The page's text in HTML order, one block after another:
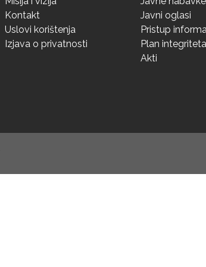
Kontakt
Uslovi korištenja
Izjava o privatnosti
Javni oglasi
Pristup
Plan integriteta
Akti